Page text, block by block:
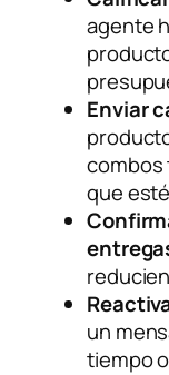
agente
Enviar
combos
que
un
tiempo